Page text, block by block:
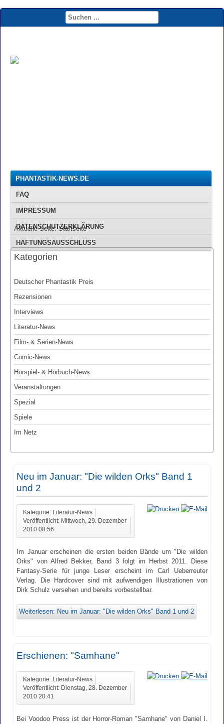
PHANTASTIK-NEWS.DE
FAQ
IMPRESSUM
DATENSCHUTZERKLÄRUNG
HAFTUNGSAUSSCHLUSS
Aktuelle Seite:Startseite
Kategorien
Deutscher Phantastik Preis
Rezensionen
Interviews
Literatur-News
Film- & Serien-News
Comic-News
Hörspiel- & Hörbuch-News
Veranstaltungen
Spezial
Spiele
Im Netz
Neu im Januar: "Die wilden Orks" Band 1
und 2
Kategorie: Literatur-News
Veröffentlicht: Mittwoch, 29. Dezember
2010 08:56
Im Januar erscheinen die ersten beiden Bände um "Die wilden
Orks" von Alfred Bekker, Band 3 folgt im Herbst 2011. Diese
Fantasy-Serie für junge Leser erscheint im Carl Ueberreuter
Verlag. Die Hardcover sind mit aufwendigen Illustrationen von
Dirk Schulz versehen und bereits vorbestellbar.
Weiterlesen: Neu im Januar: "Die wilden Orks" Band 1 und 2
Erschienen: "Samhane"
Kategorie: Literatur-News
Veröffentlicht: Dienstag, 28. Dezember
2010 20:41
Bei Voodoo Press ist der Horror-Roman "Samhane" von Daniel I.